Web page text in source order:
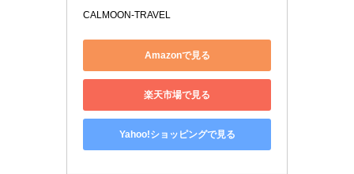
CALMOON-TRAVEL
Amazonで見る
楽天市場で見る
Yahoo!ショッピングで見る